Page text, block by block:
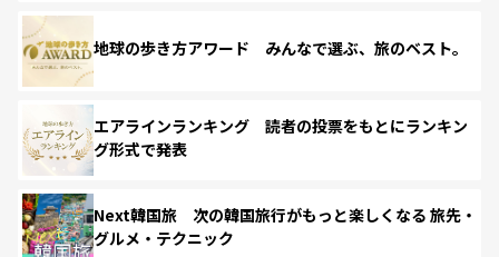
地球の歩き方アワード みんなで選ぶ、旅のベスト。
エアラインランキング 読者の投票をもとにランキン
グ形式で発表
Next韓国旅 次の韓国旅行がもっと楽しくなる 旅先・
グルメ・テクニック